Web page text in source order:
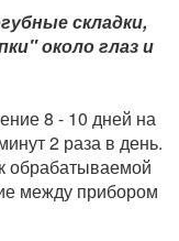
складки,
около глаз и
8 - 10 дней на
2 раза в день.
обрабатываемой
между прибором